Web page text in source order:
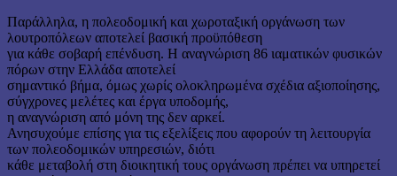
Παράλληλα, η πολεοδομική και χωροταξική οργάνωση των
λουτροπόλεων αποτελεί βασική προϋπόθεση
για κάθε σοβαρή επένδυση. Η αναγνώριση 86 ιαματικών φυσικών
πόρων στην Ελλάδα αποτελεί
σημαντικό βήμα, όμως χωρίς ολοκληρωμένα σχέδια αξιοποίησης,
σύγχρονες μελέτες και έργα υποδομής,
η αναγνώριση από μόνη της δεν αρκεί.
Ανησυχούμε επίσης για τις εξελίξεις που αφορούν τη λειτουργία
των πολεοδομικών υπηρεσιών, διότι
κάθε μεταβολή στη διοικητική τους οργάνωση πρέπει να υπηρετεί